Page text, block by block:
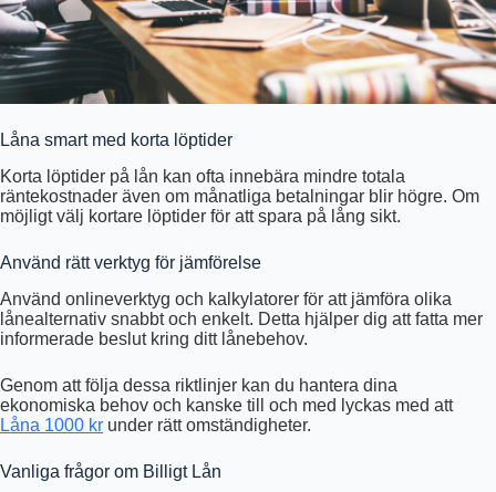
Låna smart med korta löptider
Korta löptider på lån kan ofta innebära mindre totala
räntekostnader även om månatliga betalningar blir högre. Om
möjligt välj kortare löptider för att spara på lång sikt.
Använd rätt verktyg för jämförelse
Använd onlineverktyg och kalkylatorer för att jämföra olika
lånealternativ snabbt och enkelt. Detta hjälper dig att fatta mer
informerade beslut kring ditt lånebehov.
Genom att följa dessa riktlinjer kan du hantera dina
ekonomiska behov och kanske till och med lyckas med att
Låna 1000 kr under rätt omständigheter.
Vanliga frågor om Billigt Lån